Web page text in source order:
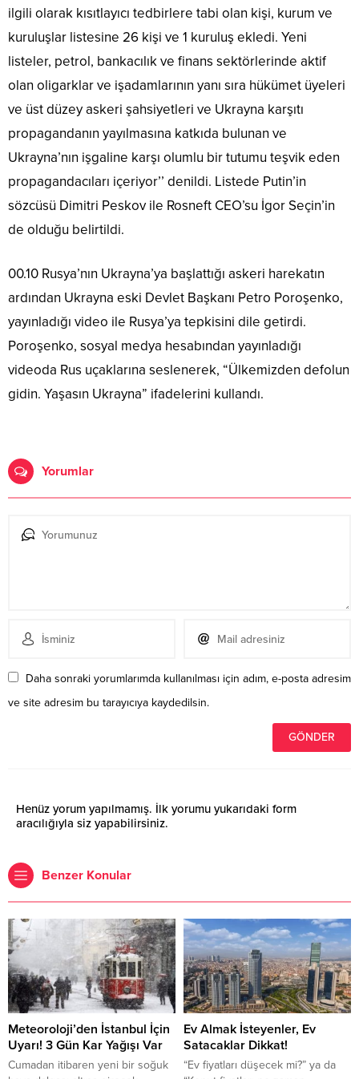
ilgili olarak kısıtlayıcı tedbirlere tabi olan kişi, kurum ve
kuruluşlar listesine 26 kişi ve 1 kuruluş ekledi. Yeni
listeler, petrol, bankacılık ve finans sektörlerinde aktif
olan oligarklar ve işadamlarının yanı sıra hükümet üyeleri
ve üst düzey askeri şahsiyetleri ve Ukrayna karşıtı
propagandanın yayılmasına katkıda bulunan ve
Ukrayna’nın işgaline karşı olumlu bir tutumu teşvik eden
propagandacıları içeriyor’’ denildi. Listede Putin’in
sözcüsü Dimitri Peskov ile Rosneft CEO’su İgor Seçin’in
de olduğu belirtildi.
00.10 Rusya’nın Ukrayna’ya başlattığı askeri harekatın
ardından Ukrayna eski Devlet Başkanı Petro Poroşenko,
yayınladığı video ile Rusya’ya tepkisini dile getirdi.
Poroşenko, sosyal medya hesabından yayınladığı
videoda Rus uçaklarına seslenerek, “Ülkemizden defolun
gidin. Yaşasın Ukrayna” ifadelerini kullandı.
Yorumlar
Daha sonraki yorumlarımda kullanılması için adım, e-posta adresim
ve site adresim bu tarayıcıya kaydedilsin.
Henüz yorum yapılmamış. İlk yorumu yukarıdaki form
aracılığıyla siz yapabilirsiniz.
Benzer Konular
Meteoroloji’den İstanbul İçin
Uyarı! 3 Gün Kar Yağışı Var
Cumadan itibaren yeni bir soğuk
Ev Almak İsteyenler, Ev
Satacaklar Dikkat!
“Ev fiyatları düşecek mi?” ya da